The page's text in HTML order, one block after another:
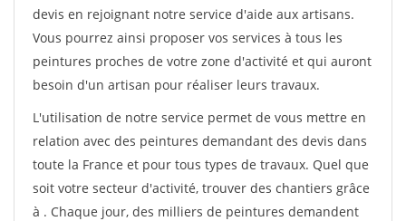
devis en rejoignant notre service d'aide aux artisans.
Vous pourrez ainsi proposer vos services à tous les
peintures proches de votre zone d'activité et qui auront
besoin d'un artisan pour réaliser leurs travaux.
L'utilisation de notre service permet de vous mettre en
relation avec des peintures demandant des devis dans
toute la France et pour tous types de travaux. Quel que
soit votre secteur d'activité, trouver des chantiers grâce
à . Chaque jour, des milliers de peintures demandent